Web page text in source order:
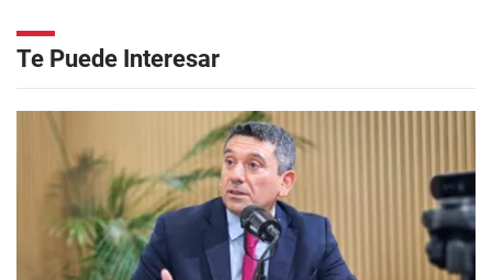
Te Puede Interesar